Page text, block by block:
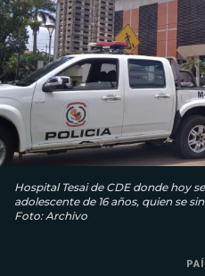
Hospital Tesai de CDE donde hoy
adolescente de 16 años, quien se
Foto: Archivo